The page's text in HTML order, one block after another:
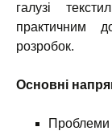
галузі
практичним
розробок.
Основні